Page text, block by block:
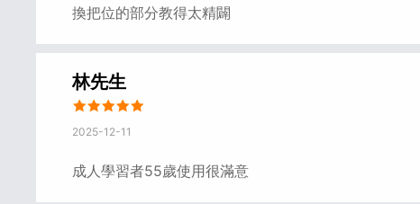
換把位的部分教得太精闢
林先生
2025-12-11
成人學習者55歲使用很滿意